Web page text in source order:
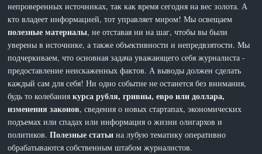
непроверенных источниках, так как время сегодня на вес золота. А
кто владеет информацией, тот управляет миром! Мы освещаем
полезные материалы, не отставая ни на шаг, чтобы вы были
уверены в источнике, а также объективности и непредвзятости. Мы
подчеркиваем, что основная задача уважающего себя журналиста -
предоставление неискаженных фактов. А выводы должен сделать
каждый сам для себя! Ни одно событие не останется без внимания,
будь то колебаниякурса рубля, гривны, евро или доллара,
изменения законов, сведения о новых стартапах, экономических
подъемах или спадах или информация о жизни олигархов и
политиков.Полезные статьи на лубую тематику оперативно
обрабатываются собственным штабом журналистов.